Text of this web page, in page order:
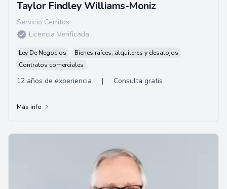
Taylor Findley Williams-Moniz
Servicio Cerritos
Licencia Verificada
Ley De Negocios
Bienes raíces, alquileres y desalojos
Contratos comerciales
12 años de experiencia | Consulta gratis
Más info